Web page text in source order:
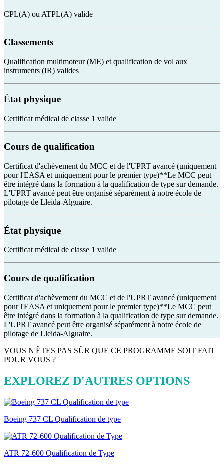
CPL(A) ou ATPL(A) valide
Classements
Qualification multimoteur (ME) et qualification de vol aux
instruments (IR) valides
État physique
Certificat médical de classe 1 valide
Cours de qualification
Certificat d'achèvement du MCC et de l'UPRT avancé (uniquement
pour l'EASA et uniquement pour le premier type)**Le MCC peut
être intégré dans la formation à la qualification de type sur demande.
L'UPRT avancé peut être organisé séparément à notre école de
pilotage de Lleida-Alguaire.
État physique
Certificat médical de classe 1 valide
Cours de qualification
Certificat d'achèvement du MCC et de l'UPRT avancé (uniquement
pour l'EASA et uniquement pour le premier type)**Le MCC peut
être intégré dans la formation à la qualification de type sur demande.
L'UPRT avancé peut être organisé séparément à notre école de
pilotage de Lleida-Alguaire.
VOUS N'ÊTES PAS SÛR QUE CE PROGRAMME SOIT FAIT
POUR VOUS ?
EXPLOREZ D'AUTRES OPTIONS
Boeing 737 CL Qualification de type
ATR 72-600 Qualification de Type